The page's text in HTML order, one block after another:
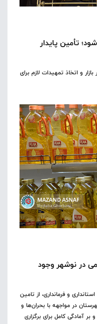
تأمین پایدار
و اتخاذ تمهیدات لازم برای
در نوشهر وجود
و فرمانداری، از تامین
در مواجهه با بحران‌ها و
آمادگی کامل برای برگزاری